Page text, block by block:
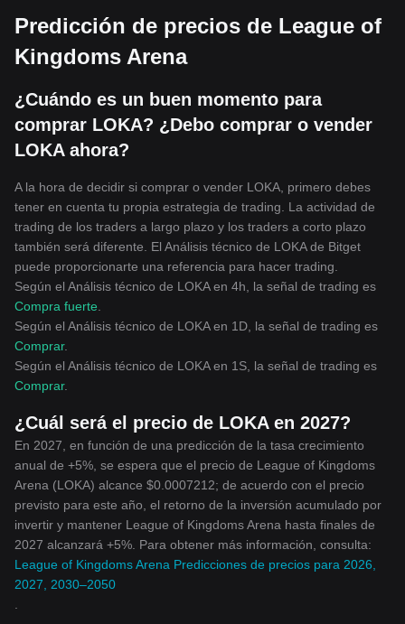
Predicción de precios de League of
Kingdoms Arena
¿Cuándo es un buen momento para
comprar LOKA? ¿Debo comprar o vender
LOKA ahora?
A la hora de decidir si comprar o vender LOKA, primero debes
tener en cuenta tu propia estrategia de trading. La actividad de
trading de los traders a largo plazo y los traders a corto plazo
también será diferente. El Análisis técnico de LOKA de Bitget
puede proporcionarte una referencia para hacer trading.
Según el Análisis técnico de LOKA en 4h, la señal de trading es
Compra fuerte
Según el Análisis técnico de LOKA en 1D, la señal de trading es
Comprar.
Según el Análisis técnico de LOKA en 1S, la señal de trading es
Comprar.
¿Cuál será el precio de LOKA en 2027?
En 2027, en función de una predicción de la tasa crecimiento
anual de +5%, se espera que el precio de League of Kingdoms
Arena (LOKA) alcance $0.0007212; de acuerdo con el precio
previsto para este año, el retorno de la inversión acumulado por
invertir y mantener League of Kingdoms Arena hasta finales de
2027 alcanzará +5%. Para obtener más información, consulta:
League of Kingdoms Arena Predicciones de precios para 2026,
2027, 2030–2050